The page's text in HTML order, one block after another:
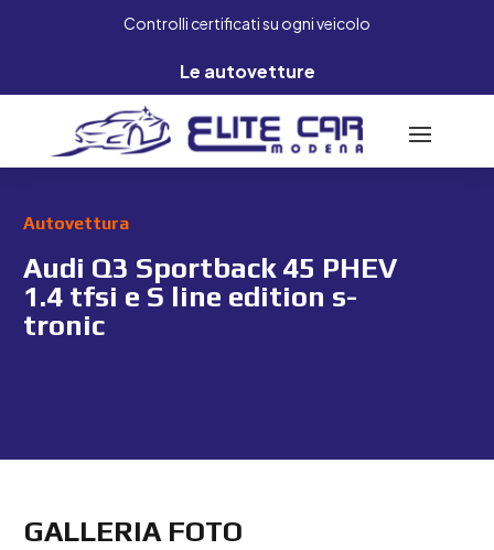
Controlli certificati su ogni veicolo
Le autovetture
Autovettura
Audi Q3 Sportback 45 PHEV
1.4 tfsi e S line edition s-
tronic
GALLERIA FOTO